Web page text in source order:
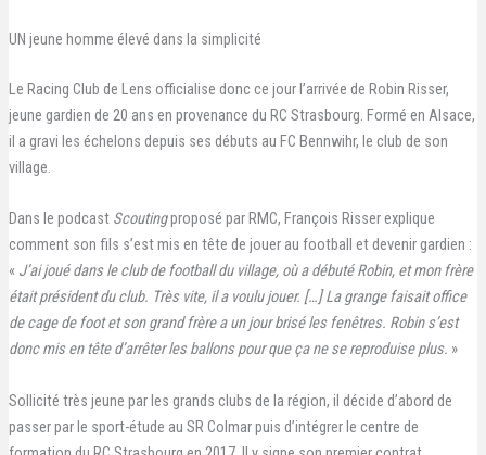
UN jeune homme élevé dans la simplicité
Le Racing Club de Lens officialise donc ce jour l’arrivée de Robin Risser,
jeune gardien de 20 ans en provenance du RC Strasbourg. Formé en Alsace,
il a gravi les échelons depuis ses débuts au FC Bennwihr, le club de son
village.
Dans le podcast Scoutingproposé par RMC, François Risser explique
comment son fils s’est mis en tête de jouer au football et devenir gardien :
« J’ai joué dans le club de football du village, où a débuté Robin, et mon frère
était président du club. Très vite, il a voulu jouer. […] La grange faisait office
de cage de foot et son grand frère a un jour brisé les fenêtres. Robin s’est
donc mis en tête d’arrêter les ballons pour que ça ne se reproduise plus. »
Sollicité très jeune par les grands clubs de la région, il décide d’abord de
passer par le sport-étude au SR Colmar puis d’intégrer le centre de